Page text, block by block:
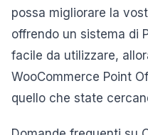
possa migliorare la
offrendo un sistema di
facile da utilizzare,
WooCommerce Point
quello che state